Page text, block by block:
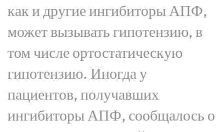
как и другие ингибиторы АПФ,
может вызывать гипотензию, в
том числе ортостатическую
гипотензию. Иногда у
пациентов, получавших
ингибиторы АПФ, сообщалось о